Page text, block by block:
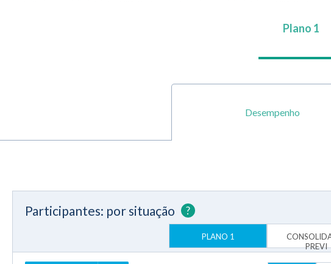
Plano 1
Desempenho
Participantes: por situação ?
PLANO 1
PREVI